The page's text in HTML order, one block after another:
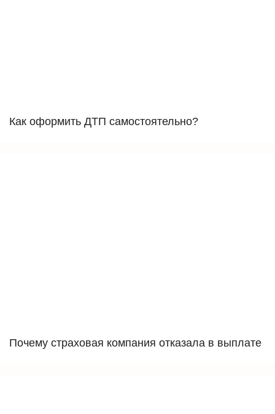
Как оформить ДТП самостоятельно?
Почему страховая компания отказала в выплате